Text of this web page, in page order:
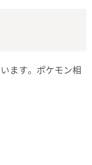
ます。ポケモン相